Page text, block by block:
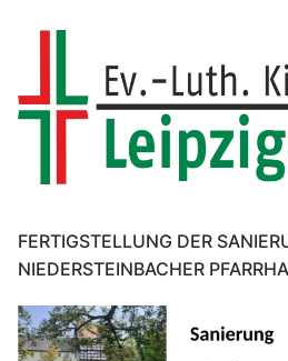
FERTIGSTELLUNG DER
NIEDERSTEINBACHER